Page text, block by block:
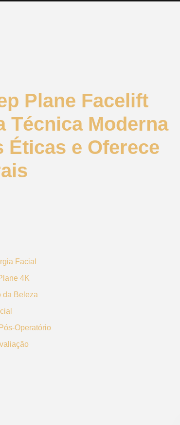
Plane Facelift
Técnica Moderna
Éticas e Oferece
Facial
4K
da Beleza
Operatório